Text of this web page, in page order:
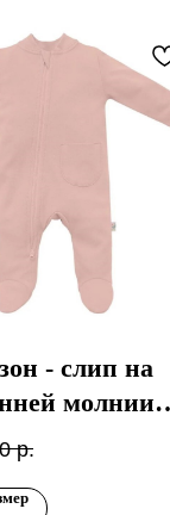
- слип на
молнии
р.